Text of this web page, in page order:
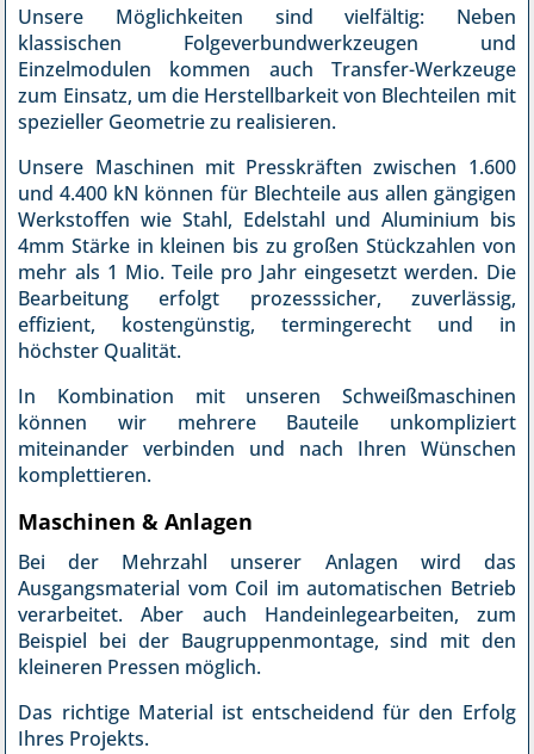
Unsere Möglichkeiten sind vielfältig: Neben
klassischen Folgeverbundwerkzeugen und
Einzelmodulen kommen auch Transfer-Werkzeuge
zum Einsatz, um die Herstellbarkeit von Blechteilen mit
spezieller Geometrie zu realisieren.
Unsere Maschinen mit Presskräften zwischen 1.600
und 4.400 kN können für Blechteile aus allen gängigen
Werkstoffen wie Stahl, Edelstahl und Aluminium bis
4mm Stärke in kleinen bis zu großen Stückzahlen von
mehr als 1 Mio. Teile pro Jahr eingesetzt werden. Die
Bearbeitung erfolgt prozesssicher, zuverlässig,
effizient, kostengünstig, termingerecht und in
höchster Qualität.
In Kombination mit unseren Schweißmaschinen
können wir mehrere Bauteile unkompliziert
miteinander verbinden und nach Ihren Wünschen
komplettieren.
Maschinen & Anlagen
Bei der Mehrzahl unserer Anlagen wird das
Ausgangsmaterial vom Coil im automatischen Betrieb
verarbeitet. Aber auch Handeinlegearbeiten, zum
Beispiel bei der Baugruppenmontage, sind mit den
kleineren Pressen möglich.
Das richtige Material ist entscheidend für den Erfolg
Ihres Projekts.